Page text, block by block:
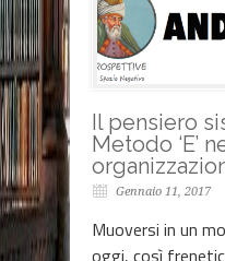
Il pensiero
Metodo ‘E’
Gennaio 11, 2017
Muoversi in un